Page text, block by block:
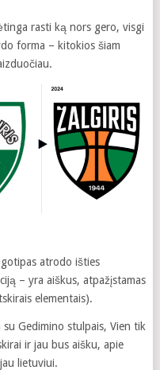
rasti ką nors gero, visgi
forma – kitokios šiam
atrodo išties
– yra aiškus, atpažįstamas
elementais).
Gedimino stulpais, Vien tik
ir jau bus aišku, apie
lietuviui.